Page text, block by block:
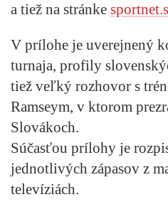
a tiež na stránke
V prílohe je uverejnený
turnaja, profily
tiež veľký rozhovor s
Ramseym, v ktorom
Slovákoch.
Súčasťou prílohy je
jednotlivých zápasov z
televíziách.